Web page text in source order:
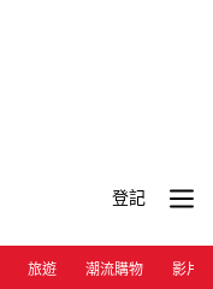
登記
旅遊 潮流購物 影片